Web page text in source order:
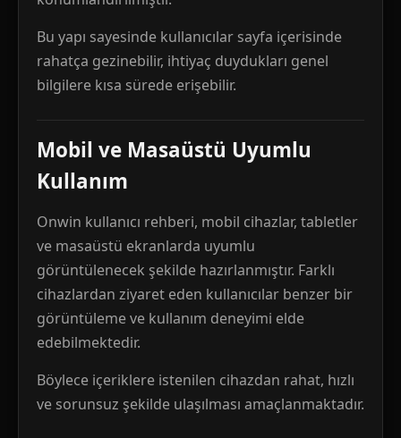
Bu yapı sayesinde kullanıcılar sayfa içerisinde
rahatça gezinebilir, ihtiyaç duydukları genel
bilgilere kısa sürede erişebilir.
Mobil ve Masaüstü Uyumlu
Kullanım
Onwin kullanıcı rehberi, mobil cihazlar, tabletler
ve masaüstü ekranlarda uyumlu
görüntülenecek şekilde hazırlanmıştır. Farklı
cihazlardan ziyaret eden kullanıcılar benzer bir
görüntüleme ve kullanım deneyimi elde
edebilmektedir.
Böylece içeriklere istenilen cihazdan rahat, hızlı
ve sorunsuz şekilde ulaşılması amaçlanmaktadır.